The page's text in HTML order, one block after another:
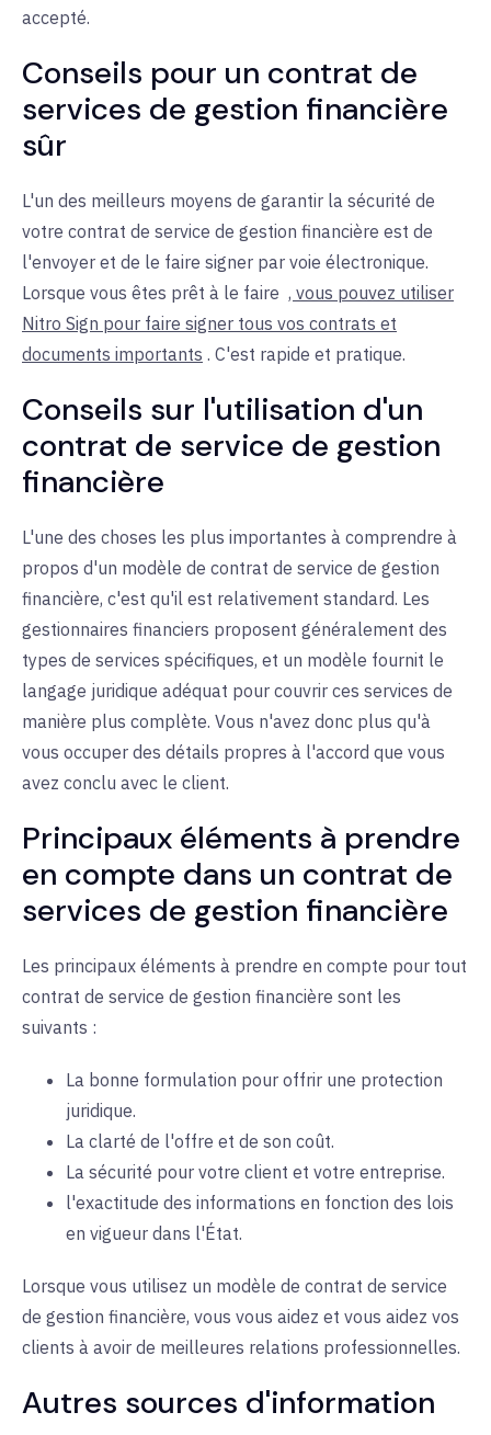
accepté.
Conseils pour un contrat de
services de gestion financière
sûr
L'un des meilleurs moyens de garantir la sécurité de
votre contrat de service de gestion financière est de
l'envoyer et de le faire signer par voie électronique.
Lorsque vous êtes prêt à le faire , vous pouvez utiliser
Nitro Sign pour faire signer tous vos contrats et
documents importants . C'est rapide et pratique.
Conseils sur l'utilisation d'un
contrat de service de gestion
financière
L'une des choses les plus importantes à comprendre à
propos d'un modèle de contrat de service de gestion
financière, c'est qu'il est relativement standard. Les
gestionnaires financiers proposent généralement des
types de services spécifiques, et un modèle fournit le
langage juridique adéquat pour couvrir ces services de
manière plus complète. Vous n'avez donc plus qu'à
vous occuper des détails propres à l'accord que vous
avez conclu avec le client.
Principaux éléments à prendre
en compte dans un contrat de
services de gestion financière
Les principaux éléments à prendre en compte pour tout
contrat de service de gestion financière sont les
suivants :
La bonne formulation pour offrir une protection
juridique.
La clarté de l'offre et de son coût.
La sécurité pour votre client et votre entreprise.
l'exactitude des informations en fonction des lois
en vigueur dans l'État.
Lorsque vous utilisez un modèle de contrat de service
de gestion financière, vous vous aidez et vous aidez vos
clients à avoir de meilleures relations professionnelles.
Autres sources d'information